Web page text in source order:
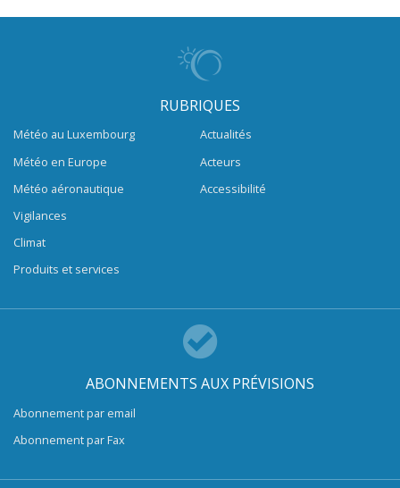
RUBRIQUES
Météo au Luxembourg
Météo en Europe
Météo aéronautique
Vigilances
Climat
Produits et services
Actualités
Acteurs
Accessibilité
ABONNEMENTS AUX PRÉVISIONS
Abonnement par email
Abonnement par Fax